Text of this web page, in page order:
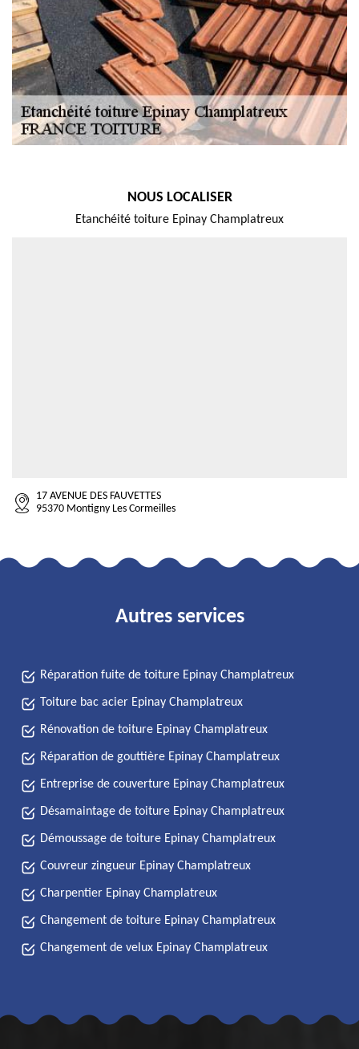
NOUS LOCALISER
Etanchéité toiture Epinay Champlatreux
17 AVENUE DES FAUVETTES
95370 Montigny Les Cormeilles
Autres services
Réparation fuite de toiture Epinay Champlatreux
Toiture bac acier Epinay Champlatreux
Rénovation de toiture Epinay Champlatreux
Réparation de gouttière Epinay Champlatreux
Entreprise de couverture Epinay Champlatreux
Désamaintage de toiture Epinay Champlatreux
Démoussage de toiture Epinay Champlatreux
Couvreur zingueur Epinay Champlatreux
Charpentier Epinay Champlatreux
Changement de toiture Epinay Champlatreux
Changement de velux Epinay Champlatreux